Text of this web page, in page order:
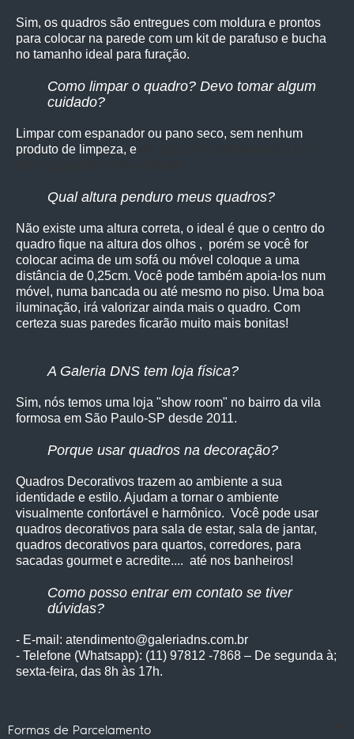
Sim, os quadros são entregues com moldura e prontos
para colocar na parede com um kit de parafuso e bucha
no tamanho ideal para furação.
Como limpar o quadro? Devo tomar algum
cuidado?
Limpar com espanador ou pano seco, sem nenhum
produto de limpeza, e
Qual altura penduro meus quadros?
Não existe uma altura correta, o ideal é que o centro do
quadro fique na altura dos olhos , porém se você for
colocar acima de um sofá ou móvel coloque a uma
distância de 0,25cm. Você pode também apoia-los num
móvel, numa bancada ou até mesmo no piso. Uma boa
iluminação, irá valorizar ainda mais o quadro. Com
certeza suas paredes ficarão muito mais bonitas!
A Galeria DNS tem loja física?
Sim, nós temos uma loja "show room" no bairro da vila
formosa em São Paulo-SP desde 2011.
Porque usar quadros na decoração?
Quadros Decorativos trazem ao ambiente a sua
identidade e estilo. Ajudam a tornar o ambiente
visualmente confortável e harmônico. Você pode usar
quadros decorativos para sala de estar, sala de jantar,
quadros decorativos para quartos, corredores, para
sacadas gourmet e acredite.... até nos banheiros!
Como posso entrar em contato se tiver
dúvidas?
- E-mail: atendimento@galeriadns.com.br
- Telefone (Whatsapp): (11) 97812 -7868 – De segunda à;
sexta-feira, das 8h às 17h.
Formas de Parcelamento